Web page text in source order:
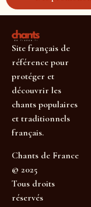
Site français de
référence pour
protéger et
découvrir les
chants populaires
et traditionnels
français.
Chants de France
© 2025
Tous droits
réservés